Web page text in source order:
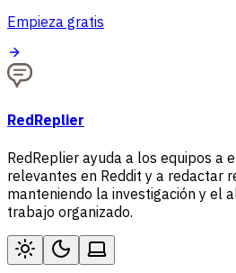
Empieza gratis
RedReplier
RedReplier ayuda a los equipos a
relevantes en Reddit y a redactar
manteniendo la investigación y el
trabajo organizado.